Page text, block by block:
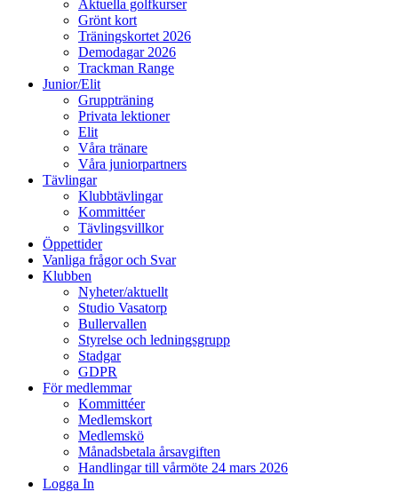
Aktuella golfkurser
Grönt kort
Träningskortet 2026
Demodagar 2026
Trackman Range
Junior/Elit
Gruppträning
Privata lektioner
Elit
Våra tränare
Våra juniorpartners
Tävlingar
Klubbtävlingar
Kommittéer
Tävlingsvillkor
Öppettider
Vanliga frågor och Svar
Klubben
Nyheter/aktuellt
Studio Vasatorp
Bullervallen
Styrelse och ledningsgrupp
Stadgar
GDPR
För medlemmar
Kommittéer
Medlemskort
Medlemskö
Månadsbetala årsavgiften
Handlingar till vårmöte 24 mars 2026
Logga In